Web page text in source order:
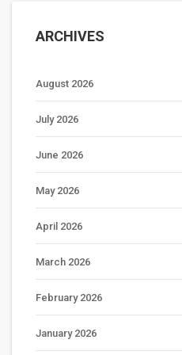
ARCHIVES
August 2026
July 2026
June 2026
May 2026
April 2026
March 2026
February 2026
January 2026